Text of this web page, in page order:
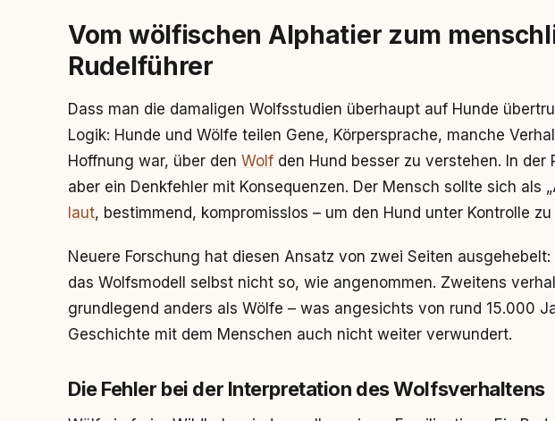
Vom wölfischen Alphatier zum
Rudelführer
Dass man die damaligen Wolfsstudien überhaupt auf Hunde
Logik: Hunde und Wölfe teilen Gene, Körpersprache, manche
Hoffnung war, über den Wolf den Hund besser zu verstehen. In der
aber ein Denkfehler mit Konsequenzen. Der Mensch sollte sich als
laut, bestimmend, kompromisslos – um den Hund unter Kontrolle
Neuere Forschung hat diesen Ansatz von zwei Seiten
das Wolfsmodell selbst nicht so, wie angenommen. Zweitens
grundlegend anders als Wölfe – was angesichts von rund 15.000
Geschichte mit dem Menschen auch nicht weiter verwundert.
Die Fehler bei der Interpretation des Wolfsverhaltens